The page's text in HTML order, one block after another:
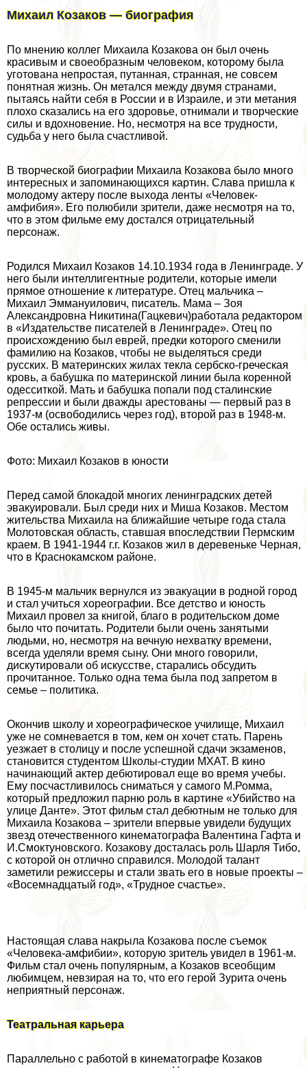
Михаил Козаков — биография
По мнению коллег Михаила Козакова он был очень
красивым и своеобразным человеком, которому была
уготована непростая, пyтaнная, странная, не совсем
понятная жизнь. Он метался между двумя странами,
пытаясь найти себя в России и в Израиле, и эти метания
плохо сказались на его здоровье, отнимали и творческие
силы и вдохновение. Но, несмотря на все трудности,
судьба у него была счастливой.
В творческой биографии Михаила Козакова было много
интересных и запоминающихся картин. Слава пришла к
молодому актеру после выхода ленты «Человек-
амфибия». Его полюбили зрители, даже несмотря на то,
что в этом фильме ему достался отрицательный
персонаж.
Родился Михаил Козаков 14.10.1934 года в Ленинграде. У
него были интеллигентные родители, которые имели
прямое отношение к литературе. Отец мальчика –
Михаил Эммануилович, писатель. Мама – Зоя
Александровна Никитина(Гацкевич)работала редактором
в «Издательстве писателей в Ленинграде». Отец по
происхождению был еврей, предки которого сменили
фамилию на Козаков, чтобы не выделяться среди
русских. В материнских жилах текла сербско-греческая
кровь, а бабушка по материнской линии была коренной
одесситкой. Мать и бабушка попали под сталинские
репрессии и были дважды арестованы — первый раз в
1937-м (освободились через год), второй раз в 1948-м.
Обе остались живы.
Фото: Михаил Козаков в юности
Перед самой блокадой многих ленинградских детей
эвакуировали. Был среди них и Миша Козаков. Местом
жительства Михаила на ближайшие четыре года стала
Молотовская область, ставшая впоследствии Пермским
краем. В 1941-1944 г.г. Козаков жил в деревеньке Черная,
что в Краснокамском районе.
В 1945-м мальчик вернулся из эвакуации в родной город
и стал учиться хореографии. Все детство и юность
Михаил провел за книгой, благо в родительском доме
было что почитать. Родители были очень занятыми
людьми, но, несмотря на вечную нехватку времени,
всегда уделяли время сыну. Они много говорили,
дискутировали об искусстве, старались обсудить
прочитанное. Только одна тема была под запретом в
семье – политика.
Окончив школу и хореографическое училище, Михаил
уже не сомневается в том, кем он хочет стать. Парень
уезжает в столицу и после успешной сдачи экзаменов,
становится студентом Школы-студии МХАТ. В кино
начинающий актер дебютировал еще во время учебы.
Ему посчастливилось сниматься у самого М.Ромма,
который предложил парню роль в картине «Убийство на
улице Данте». Этот фильм стал дебютным не только для
Михаила Козакова – зрители впервые увидели будущих
звезд отечественного кинематографа Валентина Гафта и
И.Смоктуновского. Козакову досталась роль Шарля Тибо,
с которой он отлично справился. Молодой талант
заметили режиссеры и стали звать его в новые проекты –
«Восемнадцатый год», «Трудное счастье».
Настоящая слава накрыла Козакова после съемок
«Человека-амфибии», которую зритель увидел в 1961-м.
Фильм стал очень популярным, а Козаков всеобщим
любимцем, невзирая на то, что его герой Зурита очень
неприятный персонаж.
Театральная карьера
Параллельно с работой в кинематографе Козаков